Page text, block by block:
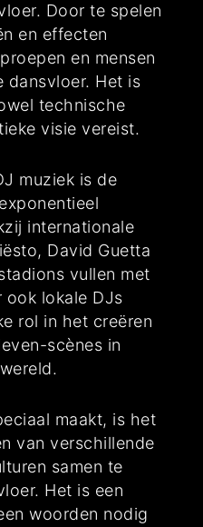
Door te spelen
en effecten
en mensen
dansvloer. Het is
technische
visie vereist.
muziek is de
internationale
David Guetta
vullen met
ook lokale DJs
rol in het creëren
scènes in
maakt, is het
van verschillende
samen te
Het is een
woorden nodig